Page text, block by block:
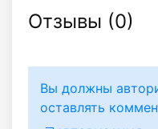
Отзывы (0)
Вы должны
оставлять